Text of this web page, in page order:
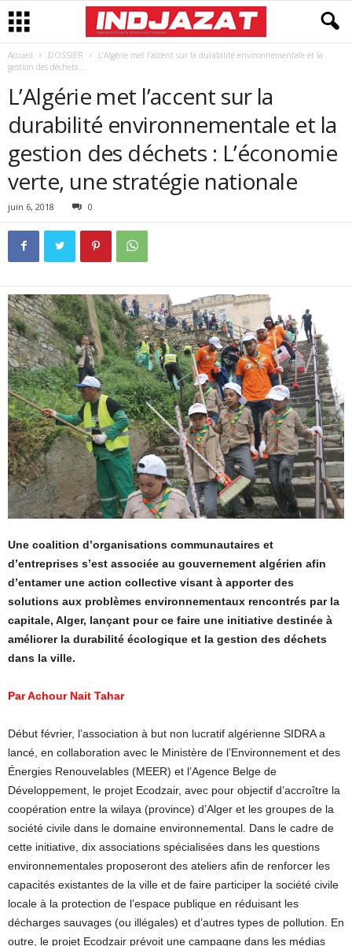
Accueil DOSSIER
L’Algérie met l’accent sur la durabilité environnementale et la
gestion des déchets...
L’Algérie met l’accent sur la
durabilité environnementale et la
gestion des déchets : L’économie
verte, une stratégie nationale
juin 6, 2018 0
Une coalition d’organisations communautaires et
d’entreprises s’est associée au gouvernement algérien afin
d’entamer une action collective visant à apporter des
solutions aux problèmes environnementaux rencontrés par la
capitale, Alger, lançant pour ce faire une initiative destinée à
améliorer la durabilité écologique et la gestion des déchets
dans la ville.
Par Achour Nait Tahar
Début février, l’association à but non lucratif algérienne SIDRA a
lancé, en collaboration avec le Ministère de l’Environnement et des
Énergies Renouvelables (MEER) et l’Agence Belge de
Développement, le projet Ecodzair, avec pour objectif d’accroître la
coopération entre la wilaya (province) d’Alger et les groupes de la
société civile dans le domaine environnemental. Dans le cadre de
cette initiative, dix associations spécialisées dans les questions
environnementales proposeront des ateliers afin de renforcer les
capacités existantes de la ville et de faire participer la société civile
locale à la protection de l’espace publique en réduisant les
décharges sauvages (ou illégales) et d’autres types de pollution. En
outre, le projet Ecodzair prévoit une campagne dans les médias